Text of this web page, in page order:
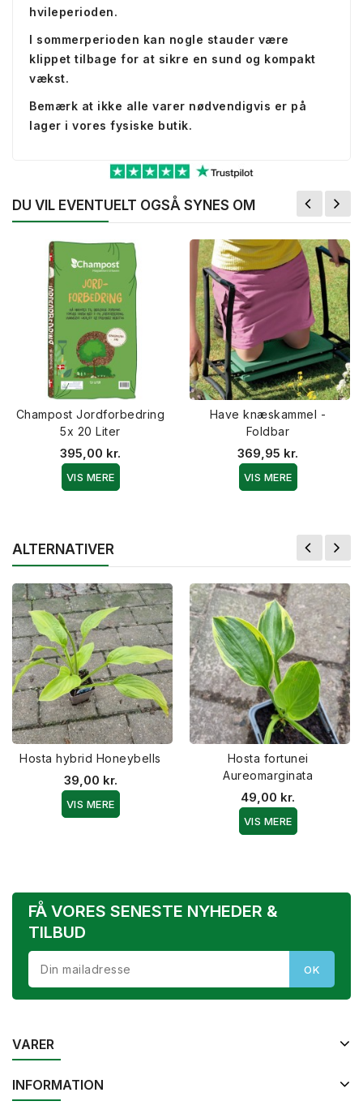
hvileperioden.
I sommerperioden kan nogle stauder være
klippet tilbage for at sikre en sund og kompakt
vækst.
Bemærk at ikke alle varer nødvendigvis er på
lager i vores fysiske butik.
DU VIL EVENTUELT OGSÅ SYNES OM
Champost Jordforbedring
5x 20 Liter
395,00 kr.
VIS MERE
Have knæskammel -
Foldbar
369,95 kr.
VIS MERE
ALTERNATIVER
Hosta hybrid Honeybells
39,00 kr.
VIS MERE
Hosta fortunei
Aureomarginata
49,00 kr.
VIS MERE
FÅ VORES SENESTE NYHEDER &
TILBUD
VARER
INFORMATION